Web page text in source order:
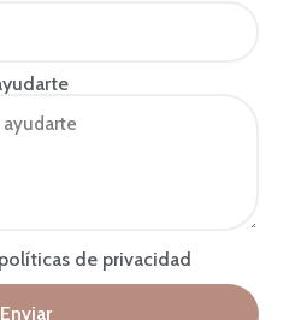
de privacidad
Enviar